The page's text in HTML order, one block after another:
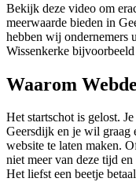
Bekijk deze video om
meerwaarde bieden in
hebben wij ondernemers
Wissenkerke
Waarom
Het startschot is gelost.
Geersdijk en je wil graag
website te laten maken.
niet meer van deze tijd
Het liefst een beetje